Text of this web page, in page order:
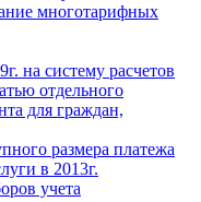
многотарифных
на систему расчетов
отдельного
для граждан,
размера платежа
в 2013г.
учета